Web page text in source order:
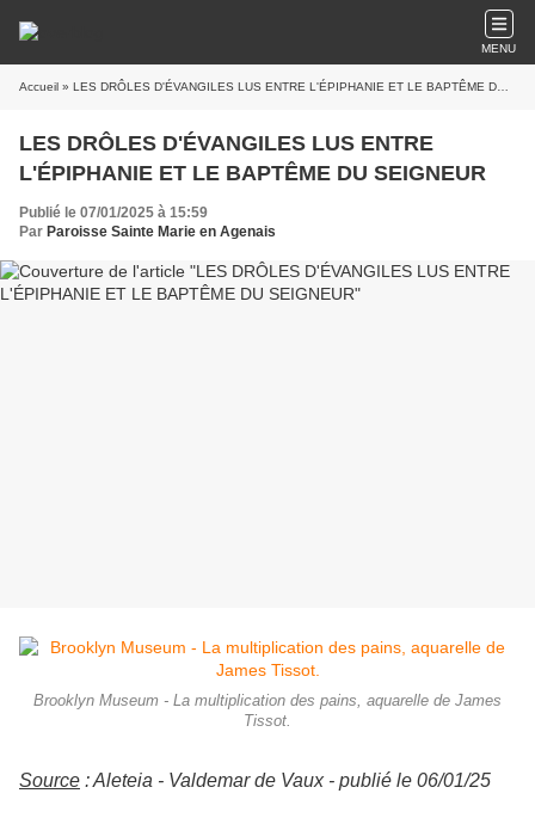
MENU
Accueil » LES DRÔLES D'ÉVANGILES LUS ENTRE L'ÉPIPHANIE ET LE BAPTÊME DU SEIGNEUR
LES DRÔLES D'ÉVANGILES LUS ENTRE
L'ÉPIPHANIE ET LE BAPTÊME DU SEIGNEUR
Publié le 07/01/2025 à 15:59
Par Paroisse Sainte Marie en Agenais
Brooklyn Museum - La multiplication des pains, aquarelle de James
Tissot.
Source : Aleteia - Valdemar de Vaux - publié le 06/01/25